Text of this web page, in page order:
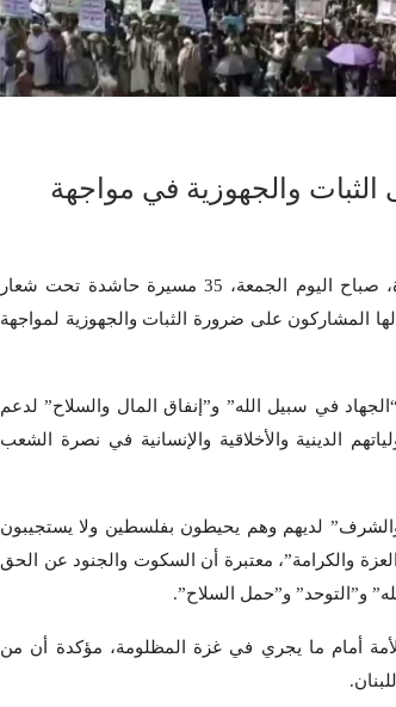
والجهوزية في مواجهة
| أخبار يمنية | 14 صفر 1447هـ الثقافة القرآنية: شهدت محافظة صعدة، صباح اليوم الجمعة، 35 مسيرة حاشدة تحت شعار
المشاركون على ضرورة الثبات والجهوزية لمواجهة
في سبيل الله” و”إنفاق المال والسلاح” لدعم
الدينية والأخلاقية والإنسانية في نصرة الشعب
لديهم وهم يحيطون بفلسطين ولا يستجيبون
والكرامة”، معتبرة أن السكوت والجنود عن الحق
و”التوحد” و”حمل السلاح”.
أمام ما يجري في غزة المظلومة، مؤكدة أن من